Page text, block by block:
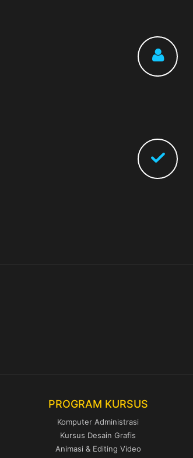
PROGRAM KURSUS
Komputer Administrasi
Kursus Desain Grafis
Animasi & Editing Video